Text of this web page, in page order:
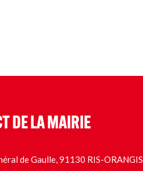
DE LA MAIRIE
de Gaulle, 91130 RIS-ORANGIS